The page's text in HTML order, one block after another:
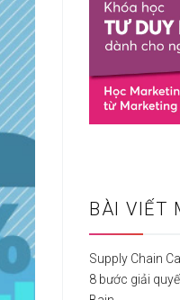
BÀI VIẾT
Supply Chain
8 bước giải